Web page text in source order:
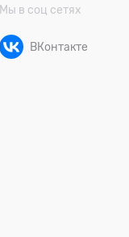
Мы в соц сетях
ВКонтакте